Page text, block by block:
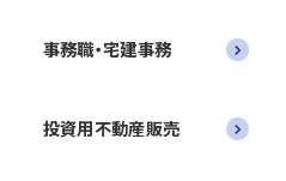
事務職・宅建事務
投資用不動産販売